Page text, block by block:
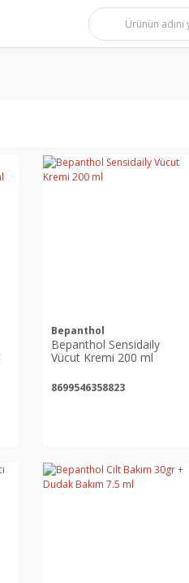
Bepanthol
Bepanthol Sensidaily
Vücut Kremi 200 ml
8699546358823